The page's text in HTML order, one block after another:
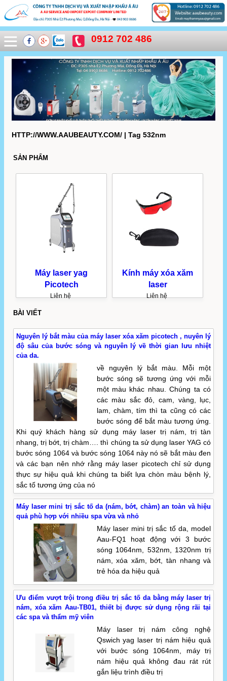
0912 702 486
HTTP://WWW.AAUBEAUTY.COM/ | Tag 532nm
SẢN PHẨM
Máy laser yag
Picotech
Liên hệ
Kính máy xóa xăm
laser
Liên hệ
BÀI VIẾT
Nguyên lý bắt màu của máy laser xóa xăm picotech , nuyên lý
độ sâu của bước sóng và nguyên lý về thời gian lưu nhiệt
của da.
về nguyên lý bắt màu. Mỗi một
bước sóng sẽ tương ứng với mỗi
một màu khác nhau. Chúng ta có
các màu sắc đỏ, cam, vàng, lục,
lam, chàm, tím thì ta cũng có các
bước sóng để bắt màu tương ứng.
Khi quý khách hàng sử dụng máy laser trị nám, trị tàn
nhang, trị bớt, trị chàm…. thì chúng ta sử dụng laser YAG có
bước sóng 1064 và bước sóng 1064 này nó sẽ bắt màu đen
và các bạn nên nhớ rằng máy laser picotech chỉ sử dụng
thực sự hiệu quả khi chúng ta biết lựa chòn màu bệnh lý,
sắc tố tương ứng của nó
Máy laser mini trị sắc tố da (nám, bớt, chàm) an toàn và hiệu
quả phù hợp với nhiều spa vừa và nhỏ
Máy laser mini trị sắc tố da, model
Aau-FQ1 hoạt động với 3 bước
sóng 1064nm, 532nm, 1320nm trị
nám, xóa xăm, bớt, tàn nhang và
trẻ hóa da hiệu quả
Ưu điểm vượt trội trong điều trị sắc tố da bằng máy laser trị
nám, xóa xăm Aau-TB01, thiết bị được sử dụng rộng rãi tại
các spa và thẩm mỹ viên
Máy laser trị nám công nghệ
Qswich yag laser trị nám hiệu quả
với bước sóng 1064nm, máy trị
nám hiệu quả không đau rát rút
gắn liệu trình điều trị